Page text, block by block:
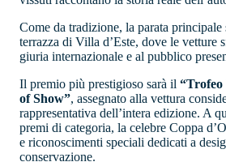
Come da tradizione, la parata principale
terrazza di Villa d’Este, dove le vetture
giuria internazionale e al pubblico
Il premio più prestigioso sarà il
of Show”, assegnato alla vettura
rappresentativa dell’intera edizione. A
premi di categoria, la celebre Coppa
e riconoscimenti speciali dedicati a
conservazione.